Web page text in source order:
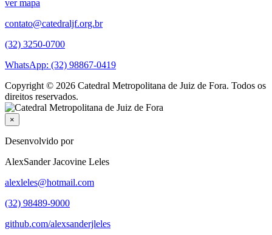
ver mapa
contato@catedraljf.org.br
(32) 3250-0700
WhatsApp: (32) 98867-0419
Copyright © 2026 Catedral Metropolitana de Juiz de Fora. Todos os
direitos reservados.
×
Desenvolvido por
AlexSander Jacovine Leles
alexleles@hotmail.com
(32) 98489-9000
github.com/alexsanderjleles